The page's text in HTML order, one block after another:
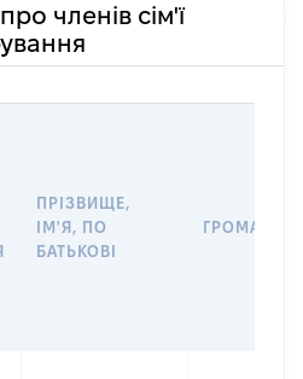
членів сім'ї
ПРІЗВИЩЕ,
ІМ'Я, ПО
БАТЬКОВІ